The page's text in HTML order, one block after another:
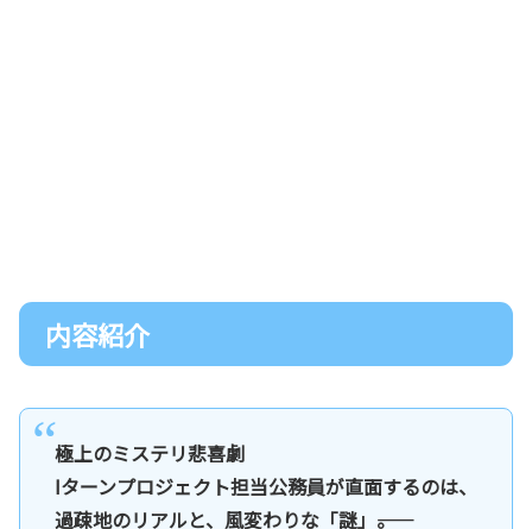
内容紹介
極上のミステリ悲喜劇
Iターンプロジェクト担当公務員が直面するのは、
過疎地のリアルと、風変わりな「謎」――。